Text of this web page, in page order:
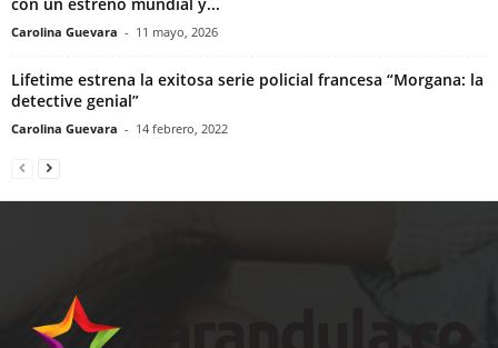
Carolina Guevara - 11 mayo, 2026
Lifetime estrena la exitosa serie policial francesa “Morgana: la
detective genial”
Carolina Guevara - 14 febrero, 2022